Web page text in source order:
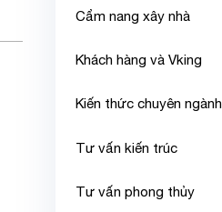
Cẩm nang xây nhà
Khách hàng và Vking
Kiến thức chuyên ngành
Tư vấn kiến trúc
Tư vấn phong thủy